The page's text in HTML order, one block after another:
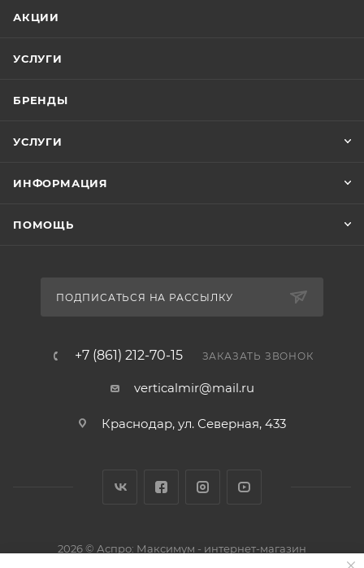
АКЦИИ
УСЛУГИ
БРЕНДЫ
УСЛУГИ
ИНФОРМАЦИЯ
ПОМОЩЬ
ПОДПИСАТЬСЯ НА РАССЫЛКУ
+7 (861) 212-70-15 ЗАКАЗАТЬ ЗВОНОК
verticalmir@mail.ru
Краснодар, ул. Северная, 433
2026 © Аспро: Максимум - интернет-магазин